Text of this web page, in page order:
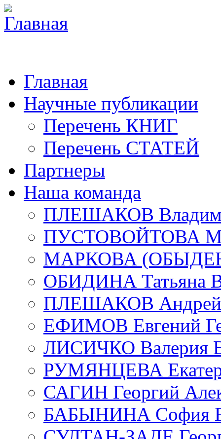
Главная
Научные публикации
Перечень КНИГ
Перечень СТАТЕЙ
Партнеры
Наша команда
ПЛЕШАКОВ
ПУСТОВОЙТОВА
МАРКОВА
ОБИДИНА Татьяна
ПЛЕШАКОВ Андрей
ЕФИМОВ Евгений
ЛИСИЧКО Валерия
РУМЯНЦЕВА
САГИН Георгий
БАБЫНИНА София